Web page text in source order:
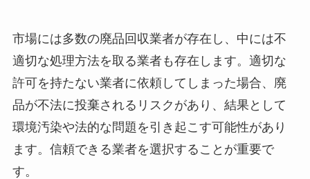
市場には多数の廃品回収業者が存在し、中には不
適切な処理方法を取る業者も存在します。適切な
許可を持たない業者に依頼してしまった場合、廃
品が不法に投棄されるリスクがあり、結果として
環境汚染や法的な問題を引き起こす可能性があり
ます。信頼できる業者を選択することが重要で
す。